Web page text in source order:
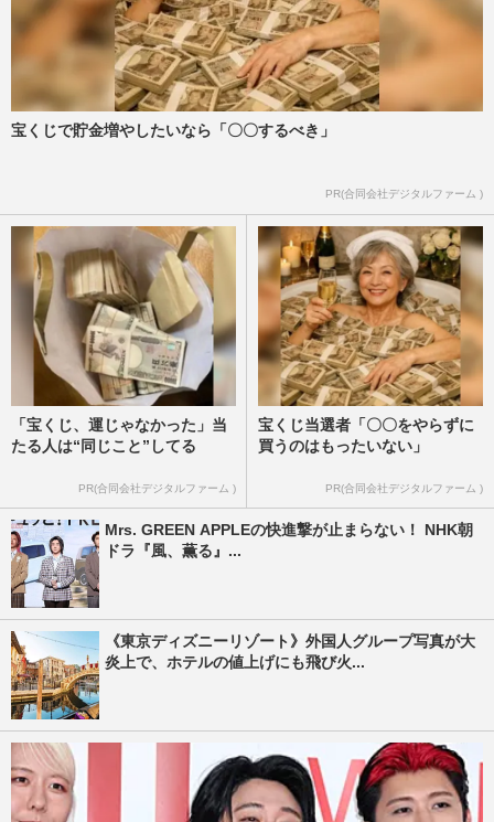
宝くじで貯金増やしたいなら「〇〇するべき」
PR(合同会社デジタルファーム )
「宝くじ、運じゃなかった」当
たる人は“同じこと”してる
PR(合同会社デジタルファーム )
宝くじ当選者「〇〇をやらずに
買うのはもったいない」
PR(合同会社デジタルファーム )
Mrs. GREEN APPLEの快進撃が止まらない！ NHK朝
ドラ『風、薫る』...
《東京ディズニーリゾート》外国人グループ写真が大
炎上で、ホテルの値上げにも飛び火...